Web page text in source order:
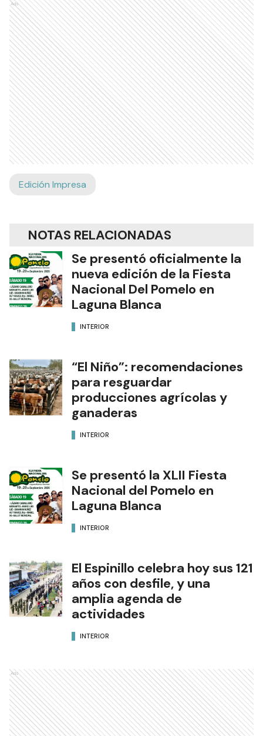
Ads
Edición Impresa
NOTAS RELACIONADAS
Se presentó oficialmente la
nueva edición de la Fiesta
Nacional Del Pomelo en
Laguna Blanca
INTERIOR
“El Niño”: recomendaciones
para resguardar
producciones agrícolas y
ganaderas
INTERIOR
Se presentó la XLII Fiesta
Nacional del Pomelo en
Laguna Blanca
INTERIOR
El Espinillo celebra hoy sus 121
años con desfile, y una
amplia agenda de
actividades
INTERIOR
Ads